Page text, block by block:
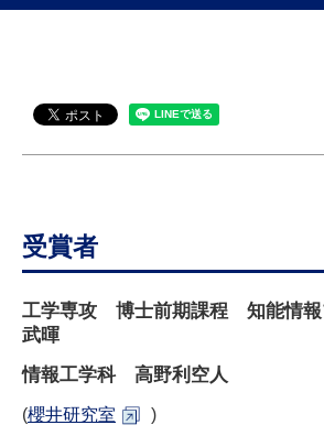
国際交流
アクセス
受賞者
工学専攻 博士前期課程 知能情
武暉
情報工学科 高野利空人
(櫻井研究室 )